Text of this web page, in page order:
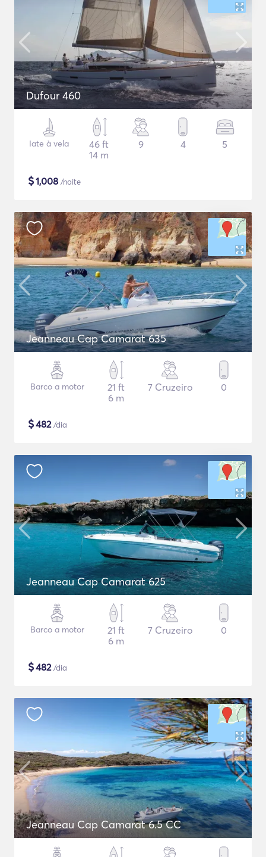
Dufour 460
Iate à vela
46 ft
14 m
9 4 5
$1,008 /noite
Jeanneau Cap Camarat 635
Barco a motor
21 ft
6 m
7 Cruzeiro 0
$482/dia
Jeanneau Cap Camarat 625
Barco a motor
21 ft
6 m
7 Cruzeiro 0
$482/dia
Jeanneau Cap Camarat 6.5 CC